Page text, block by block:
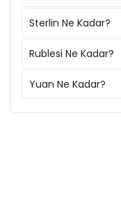
Sterlin Ne Kadar?
Rublesi Ne Kadar?
Yuan Ne Kadar?